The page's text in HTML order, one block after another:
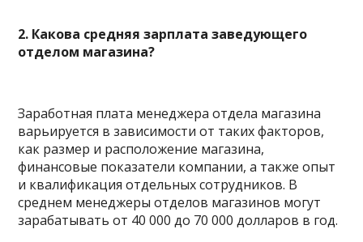
2. Какова средняя зарплата заведующего
отделом магазина?
Заработная плата менеджера отдела магазина
варьируется в зависимости от таких факторов,
как размер и расположение магазина,
финансовые показатели компании, а также опыт
и квалификация отдельных сотрудников. В
среднем менеджеры отделов магазинов могут
зарабатывать от 40 000 до 70 000 долларов в год.